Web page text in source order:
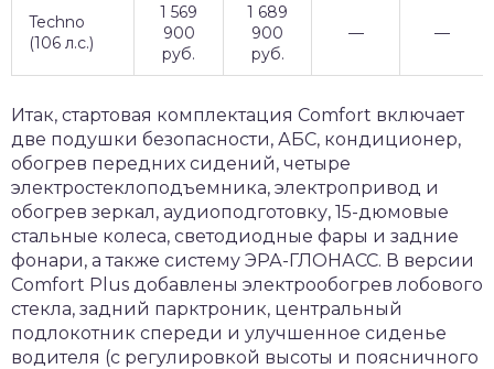
Techno
(106 л.с.)
1 569
900
руб.
1 689
900
руб.
— —
Итак, стартовая комплектация Comfort включает
две подушки безопасности, АБС, кондиционер,
обогрев передних сидений, четыре
электростеклоподъемника, электропривод и
обогрев зеркал, аудиоподготовку, 15-дюмовые
стальные колеса, светодиодные фары и задние
фонари, а также систему ЭРА-ГЛОНАСС. В версии
Comfort Plus добавлены электрообогрев лобового
стекла, задний парктроник, центральный
подлокотник спереди и улучшенное сиденье
водителя (с регулировкой высоты и поясничного